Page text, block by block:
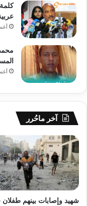
آخر ماحُرر
شهيد وإصابات بينهم